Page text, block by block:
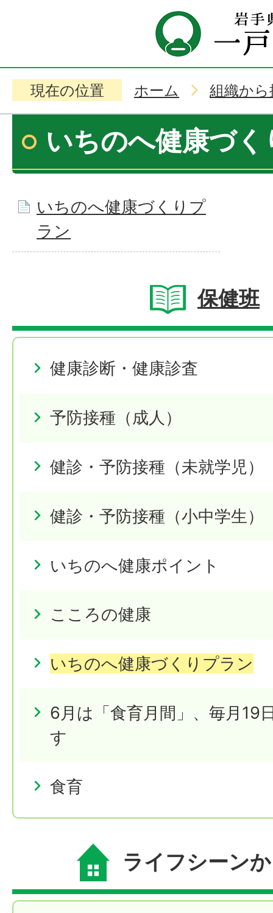
現在の位置 ホーム 組織か
いちのへ健康づ
いちのへ健康づくりプ
ラン
保健班
健康診断・健康診査
予防接種（成人）
健診・予防接種（未就学児）
健診・予防接種（小中学生）
いちのへ健康ポイント
こころの健康
いちのへ健康づくりプラン
6月は「食育月間」、毎月19
す
食育
ライフシーン